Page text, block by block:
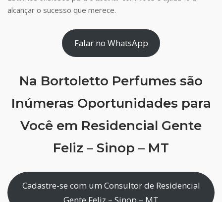
alcançar o sucesso que merece.
Falar no WhatsApp
Na Bortoletto Perfumes são
Inúmeras Oportunidades para
Você em Residencial Gente
Feliz – Sinop – MT
Cadastre-se com um Consultor de Residencial